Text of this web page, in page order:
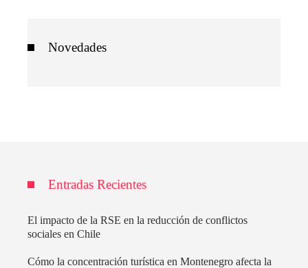
Novedades
Entradas Recientes
El impacto de la RSE en la reducción de conflictos
sociales en Chile
Cómo la concentración turística en Montenegro afecta la